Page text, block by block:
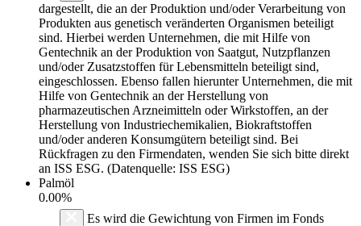
dargestellt, die an der Produktion und/oder Verarbeitung von
Produkten aus genetisch veränderten Organismen beteiligt
sind. Hierbei werden Unternehmen, die mit Hilfe von
Gentechnik an der Produktion von Saatgut, Nutzpflanzen
und/oder Zusatzstoffen für Lebensmitteln beteiligt sind,
eingeschlossen. Ebenso fallen hierunter Unternehmen, die mit
Hilfe von Gentechnik an der Herstellung von
pharmazeutischen Arzneimitteln oder Wirkstoffen, an der
Herstellung von Industriechemikalien, Biokraftstoffen
und/oder anderen Konsumgütern beteiligt sind. Bei
Rückfragen zu den Firmendaten, wenden Sie sich bitte direkt
an ISS ESG. (Datenquelle: ISS ESG)
Palmöl
0.00%
Es wird die Gewichtung von Firmen im Fonds